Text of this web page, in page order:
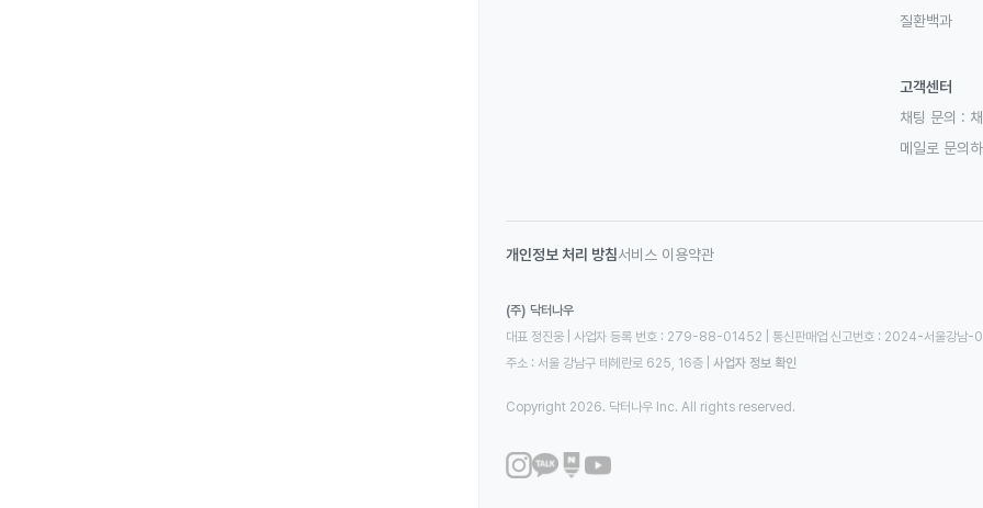
질환백과
고객센터
채팅 문의 :
메일로 문의하
개인정보 처리 방침서비스 이용약관
(주) 닥터나우
대표 정진웅 | 사업자 등록 번호 : 279-88-01452 | 통신판매업 신고번호 : 2024-서울강남
주소 : 서울 강남구 테헤란로 625, 16층
사업자 정보 확인
Copyright 2026. 닥터나우 Inc. All rights reserved.